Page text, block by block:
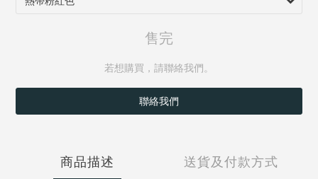
售完
若想購買，請聯絡我們。
聯絡我們
商品描述 送貨及付款方式